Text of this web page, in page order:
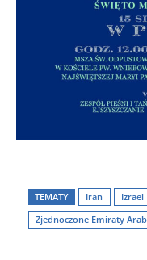
TEMATY Iran Izrael
Zjednoczone Emiraty